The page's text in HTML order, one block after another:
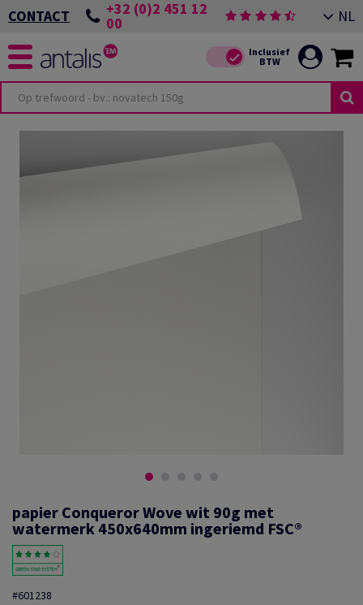
CONTACT +32 (0)2 451 12
00 NL
papier Conqueror Wove wit 90g met
watermerk 450x640mm ingeriemd FSC®
#601238